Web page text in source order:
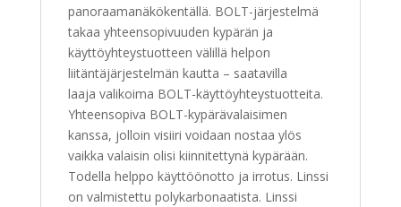
panoraamanäkökentällä. BOLT-järjestelmä
takaa yhteensopivuuden kypärän ja
käyttöyhteystuotteen välillä helpon
liitäntäjärjestelmän kautta – saatavilla
laaja valikoima BOLT-käyttöyhteystuotteita.
Yhteensopiva BOLT-kypärävalaisimen
kanssa, jolloin visiiri voidaan nostaa ylös
vaikka valaisin olisi kiinnitettynä kypärään.
Todella helppo käyttöönotto ja irrotus. Linssi
on valmistettu polykarbonaatista. Linssi